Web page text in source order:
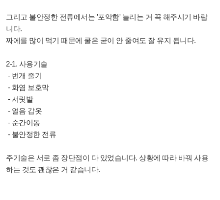
그리고 불안정한 전류에서는 '포악함' 늘리는 거 꼭 해주시기 바랍
니다.
짜에를 많이 먹기 때문에 쿨은 굳이 안 줄여도 잘 유지 됩니다.
2-1. 사용기술
- 번개 줄기
- 화염 보호막
- 서릿발
- 얼음 갑옷
- 순간이동
- 불안정한 전류
주기술은 서로 좀 장단점이 다 있었습니다. 상황에 따라 바꿔 사용
하는 것도 괜찮은 거 같습니다.